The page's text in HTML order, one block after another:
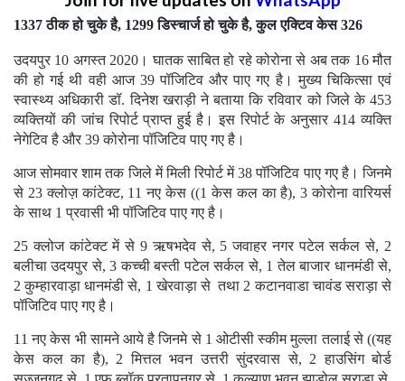
1337 ठीक हो चुके है, 1299 डिस्चार्ज हो चुके है, कुल एक्टिव केस 326
उदयपुर 10 अगस्त 2020। घातक साबित हो रहे कोरोना से अब तक 16 मौत
की हो गई थी वही आज 39 पॉजिटिव और पाए गए है। मुख्य चिकित्सा एवं
स्वास्थ्य अधिकारी डॉ. दिनेश खराड़ी ने बताया कि रविवार को जिले के 453
व्यक्तियों की जांच रिपोर्ट प्राप्त हुई है। इस रिपोर्ट के अनुसार 414 व्यक्ति
नेगेटिव है और 39 कोरोना पॉजिटिव पाए गए है।
आज सोमवार शाम तक जिले में मिली रिपोर्ट में 38 पॉजिटिव पाए गए है। जिनमे
से 23 क्लोज़ कांटेक्ट, 11 नए केस ((1 केस कल का है), 3 कोरोना वारियर्स
के साथ 1 प्रवासी भी पॉजिटिव पाए गए है।
25 क्लोज कांटेक्ट में से 9 ऋषभदेव से, 5 जवाहर नगर पटेल सर्कल से, 2
बलीचा उदयपुर से, 3 कच्ची बस्ती पटेल सर्कल से, 1 तेल बाजार धानमंडी से,
2 कुम्हारवाड़ा धानमंडी से, 1 खेरवाड़ा से तथा 2 कटानवाडा चावंड सराड़ा से
पॉजिटिव पाए गए है।
11 नए केस भी सामने आये है जिनमे से 1 ओटीसी स्कीम मुल्ला तलाई से ((यह
केस कल का है), 2 मित्तल भवन उत्तरी सुंदरवास से, 2 हाउसिंग बोर्ड